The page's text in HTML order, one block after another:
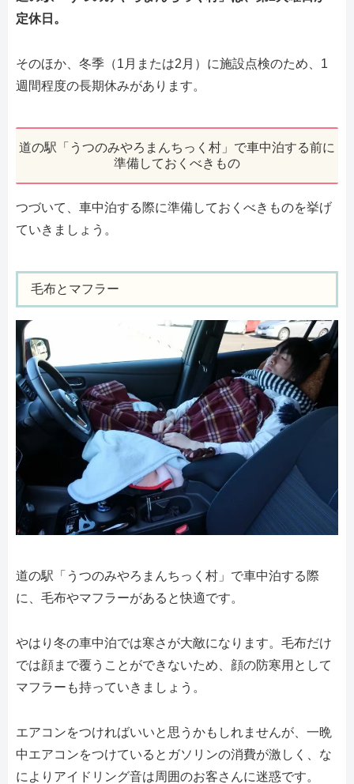
定休日。
そのほか、冬季（1月または2月）に施設点検のため、1
週間程度の長期休みがあります。
道の駅「うつのみやろまんちっく村」で車中泊する前に
準備しておくべきもの
つづいて、車中泊する際に準備しておくべきものを挙げ
ていきましょう。
毛布とマフラー
道の駅「うつのみやろまんちっく村」で車中泊する際
に、毛布やマフラーがあると快適です。
やはり冬の車中泊では寒さが大敵になります。毛布だけ
では顔まで覆うことができないため、顔の防寒用として
マフラーも持っていきましょう。
エアコンをつければいいと思うかもしれませんが、一晩
中エアコンをつけているとガソリンの消費が激しく、な
によりアイドリング音は周囲のお客さんに迷惑です。